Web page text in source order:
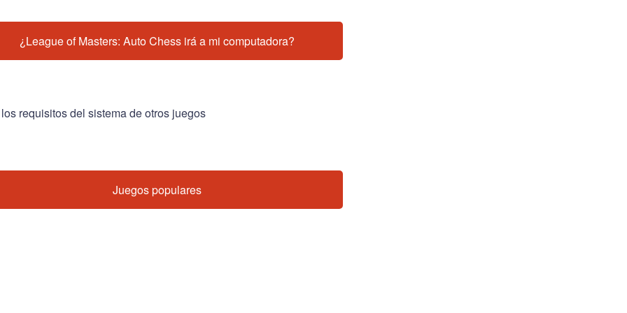
¿League of Masters: Auto Chess irá a mi computadora?
requisitos del sistema de otros juegos
Juegos populares